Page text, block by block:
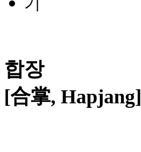
합장
[合掌, Hapjang]